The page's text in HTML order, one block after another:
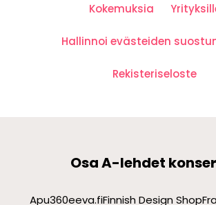
Kokemuksia
Hallinnoi evästeiden
Rekisteriseloste
Osa A-lehdet
Apu360eeva.fiFinnish Design Shop